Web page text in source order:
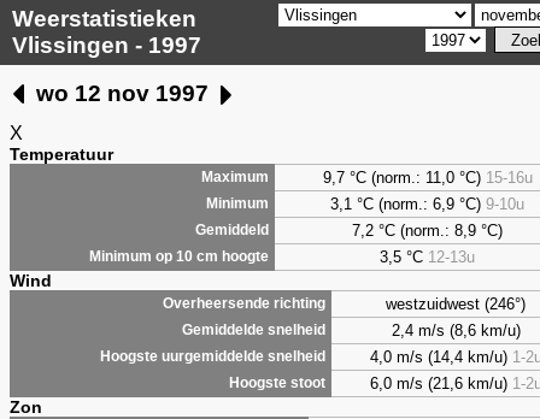
Weerstatistieken
Vlissingen - 1997
wo 12 nov 1997
X
Temperatuur
Maximum 9,7 °C (norm.: 11,0 °C) 15-16u
Minimum 3,1 °C (norm.: 6,9 °C) 9-10u
Gemiddeld 7,2 °C (norm.: 8,9 °C)
Minimum op 10 cm hoogte 3,5 °C 12-13u
Wind
Overheersende richting westzuidwest (246°)
Gemiddelde snelheid 2,4 m/s (8,6 km/u)
Hoogste uurgemiddelde snelheid 4,0 m/s (14,4 km/u) 1-
Hoogste stoot 6,0 m/s (21,6 km/u) 1-
Zon